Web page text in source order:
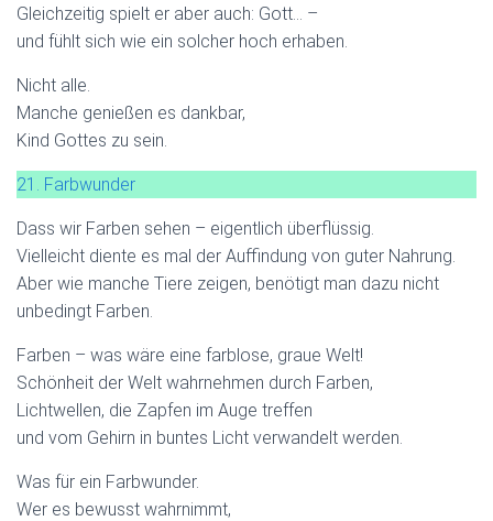
Gleichzeitig spielt er aber auch: Gott… –
und fühlt sich wie ein solcher hoch erhaben.
Nicht alle.
Manche genießen es dankbar,
Kind Gottes zu sein.
21. Farbwunder
Dass wir Farben sehen – eigentlich überflüssig.
Vielleicht diente es mal der Auffindung von guter Nahrung.
Aber wie manche Tiere zeigen, benötigt man dazu nicht
unbedingt Farben.
Farben – was wäre eine farblose, graue Welt!
Schönheit der Welt wahrnehmen durch Farben,
Lichtwellen, die Zapfen im Auge treffen
und vom Gehirn in buntes Licht verwandelt werden.
Was für ein Farbwunder.
Wer es bewusst wahrnimmt,